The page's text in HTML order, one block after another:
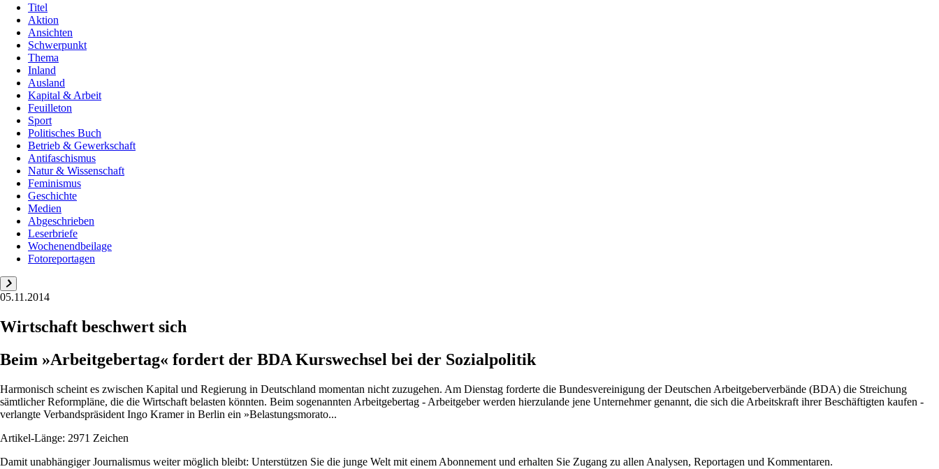
Titel
Aktion
Ansichten
Schwerpunkt
Thema
Inland
Ausland
Kapital & Arbeit
Feuilleton
Sport
Politisches Buch
Betrieb & Gewerkschaft
Antifaschismus
Natur & Wissenschaft
Feminismus
Geschichte
Medien
Abgeschrieben
Leserbriefe
Wochenendbeilage
Fotoreportagen
05.11.2014
Wirtschaft beschwert sich
Beim »Arbeitgebertag« fordert der BDA Kurswechsel bei der Sozialpolitik
Harmonisch scheint es zwischen Kapital und Regierung in Deutschland momentan nicht zuzugehen. Am Dienstag forderte die Bundesvereinigung der Deutschen Arbeitgeberverbände (BDA) die Streichung
sämtlicher Reformpläne, die die Wirtschaft belasten könnten. Beim sogenannten Arbeitgebertag - Arbeitgeber werden hierzulande jene Unternehmer genannt, die sich die Arbeitskraft ihrer Beschäftigten kaufen -
verlangte Verbandspräsident Ingo Kramer in Berlin ein »Belastungsmorato...
Artikel-Länge: 2971 Zeichen
Damit unabhängiger Journalismus weiter möglich bleibt: Unterstützen Sie die junge Welt mit einem Abonnement und erhalten Sie Zugang zu allen Analysen, Reportagen und Kommentaren.